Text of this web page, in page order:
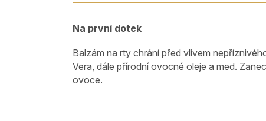
Na první dotek
Balzám na rty chrání před vlivem
Vera, dále přírodní ovocné oleje a med.
ovoce.